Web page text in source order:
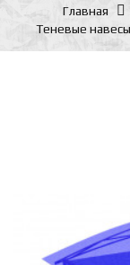
Главная
Теневые навесы